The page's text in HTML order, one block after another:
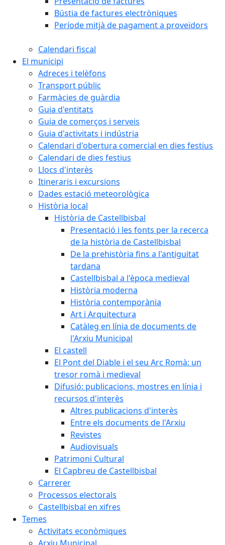
Bústia de factures electròniques
Període mitjà de pagament a proveïdors
Calendari fiscal
El municipi
Adreces i telèfons
Transport públic
Farmàcies de guàrdia
Guia d'entitats
Guia de comerços i serveis
Guia d'activitats i indústria
Calendari d'obertura comercial en dies festius
Calendari de dies festius
Llocs d'interès
Itineraris i excursions
Dades estació meteorològica
Història local
Història de Castellbisbal
Presentació i les fonts per la recerca
de la història de Castellbisbal
De la prehistòria fins a l'antiguitat
tardana
Castellbisbal a l'època medieval
Història moderna
Història contemporània
Art i Arquitectura
Catàleg en línia de documents de
l'Arxiu Municipal
El castell
El Pont del Diable i el seu Arc Romà: un
tresor romà i medieval
Difusió: publicacions, mostres en línia i
recursos d'interès
Altres publicacions d'interès
Entre els documents de l'Arxiu
Revistes
Audiovisuals
Patrimoni Cultural
El Capbreu de Castellbisbal
Carrerer
Processos electorals
Castellbisbal en xifres
Temes
Activitats econòmiques